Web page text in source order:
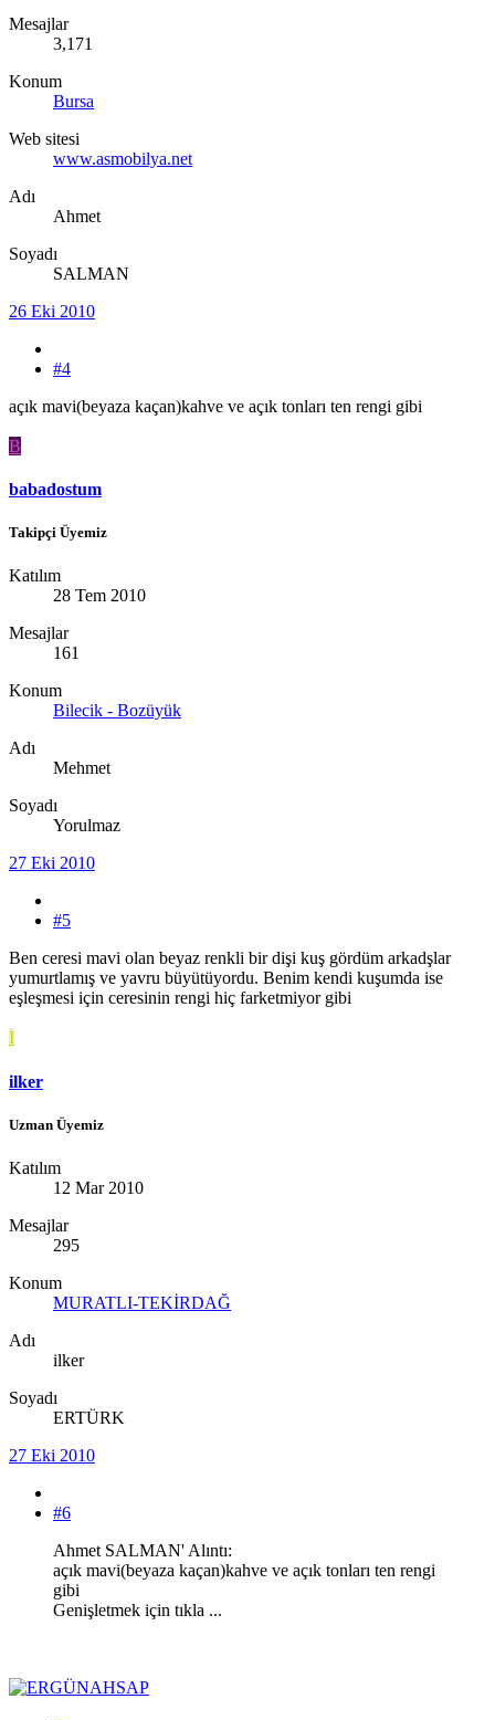
Mesajlar
3,171
Konum
Bursa
Web sitesi
www.asmobilya.net
Adı
Ahmet
Soyadı
SALMAN
26 Eki 2010
#4
açık mavi(beyaza kaçan)kahve ve açık tonları ten rengi gibi
B
babadostum
Takipçi Üyemiz
Katılım
28 Tem 2010
Mesajlar
161
Konum
Bilecik - Bozüyük
Adı
Mehmet
Soyadı
Yorulmaz
27 Eki 2010
#5
Ben ceresi mavi olan beyaz renkli bir dişi kuş gördüm arkadşlar
yumurtlamış ve yavru büyütüyordu. Benim kendi kuşumda ise
eşleşmesi için ceresinin rengi hiç farketmiyor gibi
I
ilker
Uzman Üyemiz
Katılım
12 Mar 2010
Mesajlar
295
Konum
MURATLI-TEKİRDAĞ
Adı
ilker
Soyadı
ERTÜRK
27 Eki 2010
#6
Ahmet SALMAN' Alıntı:
açık mavi(beyaza kaçan)kahve ve açık tonları ten rengi
gibi
Genişletmek için tıkla ...